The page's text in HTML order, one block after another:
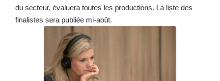
du secteur, évaluera toutes les productions. La liste des
finalistes sera publiée mi-août.